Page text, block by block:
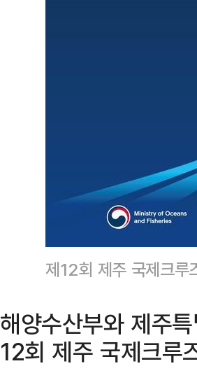
제12회 제주 국제크
해양수산부와 제주
12회 제주 국제크루